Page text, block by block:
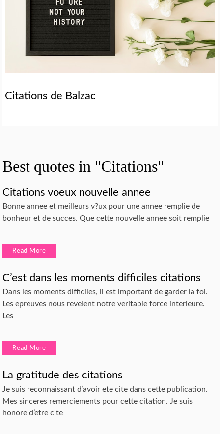
Citations de Balzac
Best quotes in "Citations"
Citations voeux nouvelle annee
Bonne annee et meilleurs v?ux pour une annee remplie de
bonheur et de succes. Que cette nouvelle annee soit remplie
Read More
C’est dans les moments difficiles citations
Dans les moments difficiles, il est important de garder la foi.
Les epreuves nous revelent notre veritable force interieure.
Les
Read More
La gratitude des citations
Je suis reconnaissant d’avoir ete cite dans cette publication.
Mes sinceres remerciements pour cette citation. Je suis
honore d’etre cite